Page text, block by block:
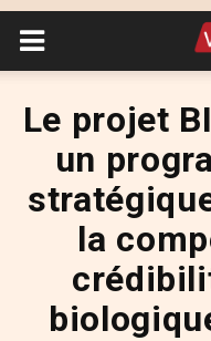
Le projet
un
la